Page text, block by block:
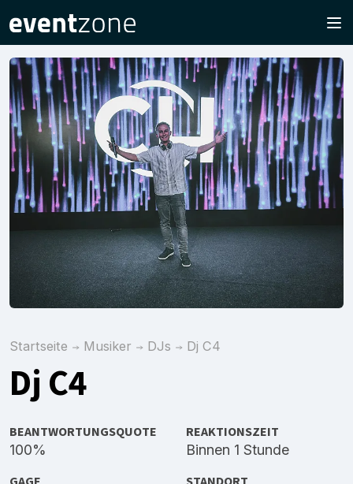
Startseite Musiker DJs Dj C4
Dj C4
BEANTWORTUNGSQUOTE
100%
REAKTIONSZEIT
Binnen 1 Stunde